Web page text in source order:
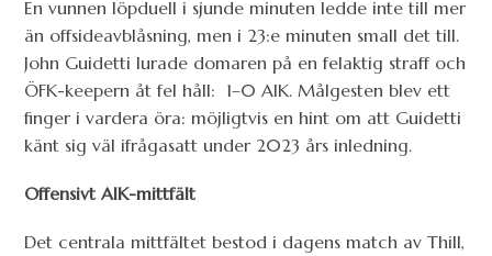
En vunnen löpduell i sjunde minuten ledde inte till mer
än offsideavblåsning, men i 23:e minuten small det till.
John Guidetti lurade domaren på en felaktig straff och
ÖFK-keepern åt fel håll: 1–0 AIK. Målgesten blev ett
finger i vardera öra: möjligtvis en hint om att Guidetti
känt sig väl ifrågasatt under 2023 års inledning.
Offensivt AIK-mittfält
Det centrala mittfältet bestod i dagens match av Thill,